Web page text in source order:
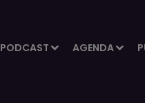
PODCAST AGENDA